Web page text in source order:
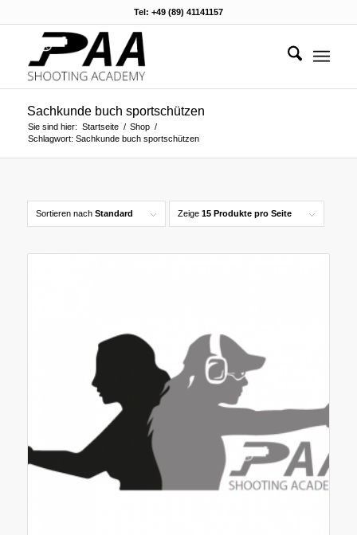
Tel: +49 (89) 41141157
Sachkunde buch sportschützen
Sie sind hier: Startseite / Shop /
Schlagwort: Sachkunde buch sportschützen
Sortieren nach Standard Zeige 15 Produkte pro Seite